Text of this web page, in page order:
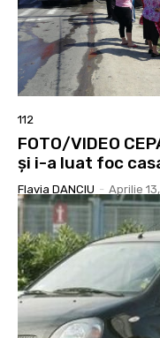
112
FOTO/VIDEO
și i-a luat foc
Flavia DANCIU - Aprilie